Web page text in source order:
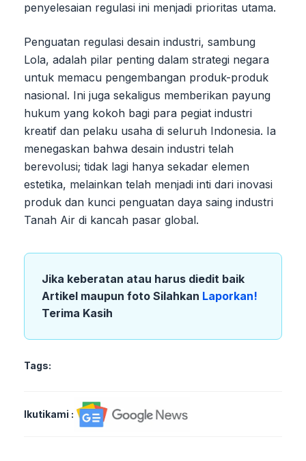
penyelesaian regulasi ini menjadi prioritas utama.
Penguatan regulasi desain industri, sambung
Lola, adalah pilar penting dalam strategi negara
untuk memacu pengembangan produk-produk
nasional. Ini juga sekaligus memberikan payung
hukum yang kokoh bagi para pegiat industri
kreatif dan pelaku usaha di seluruh Indonesia. Ia
menegaskan bahwa desain industri telah
berevolusi; tidak lagi hanya sekadar elemen
estetika, melainkan telah menjadi inti dari inovasi
produk dan kunci penguatan daya saing industri
Tanah Air di kancah pasar global.
Jika keberatan atau harus diedit baik
Artikel maupun foto Silahkan Laporkan!
Terima Kasih
Tags:
Ikutikami :